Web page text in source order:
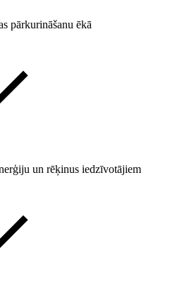
pārkurināšanu ēkā
un rēķinus iedzīvotājiem